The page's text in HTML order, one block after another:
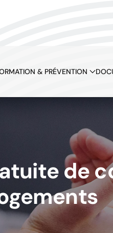
& PRÉVENTION
de